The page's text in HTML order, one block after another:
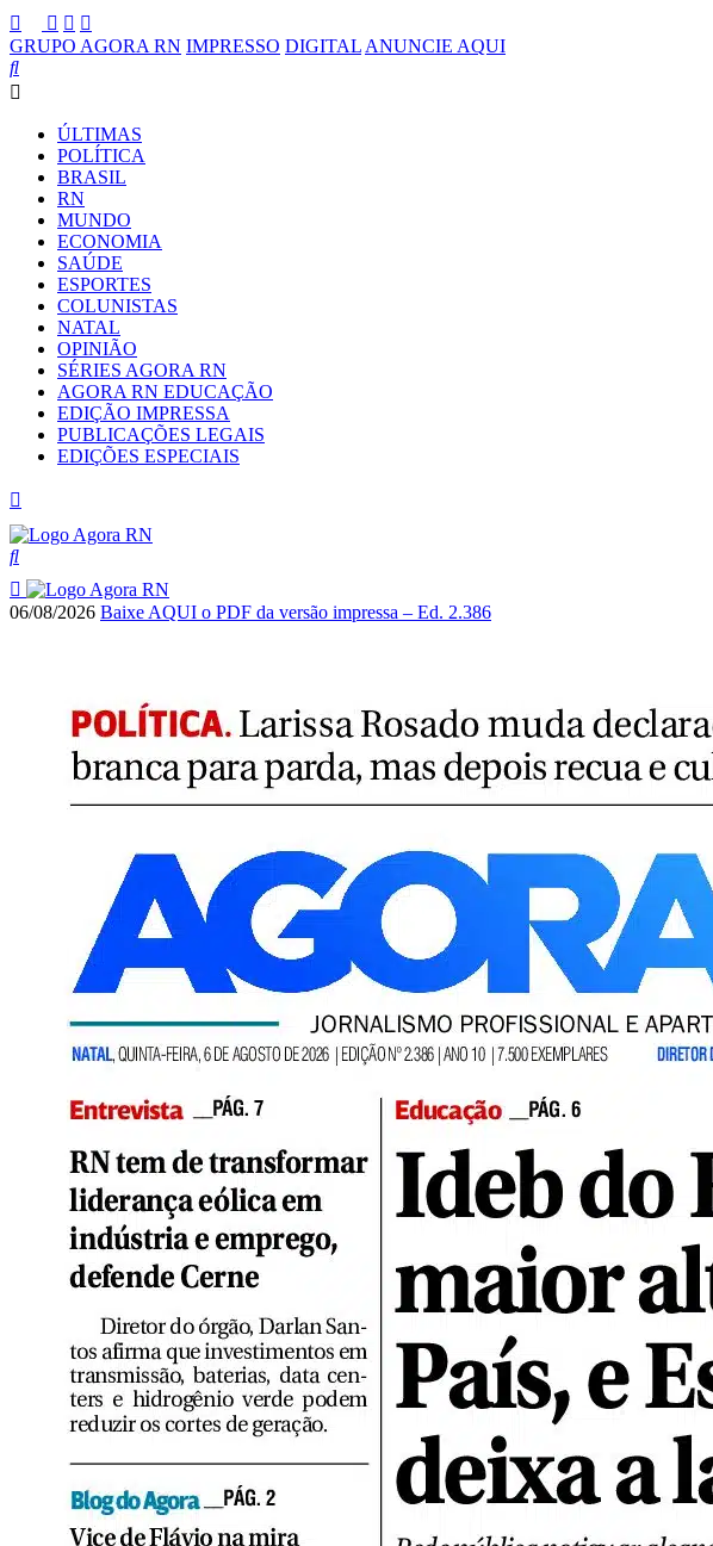
GRUPO AGORA RN IMPRESSO DIGITAL ANUNCIE AQUI
ÚLTIMAS
POLÍTICA
BRASIL
RN
MUNDO
ECONOMIA
SAÚDE
ESPORTES
COLUNISTAS
NATAL
OPINIÃO
SÉRIES AGORA RN
AGORA RN EDUCAÇÃO
EDIÇÃO IMPRESSA
PUBLICAÇÕES LEGAIS
EDIÇÕES ESPECIAIS
06/08/2026 Baixe AQUI o PDF da versão impressa – Ed. 2.386